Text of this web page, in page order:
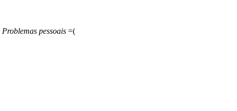
Problemas pessoais =(